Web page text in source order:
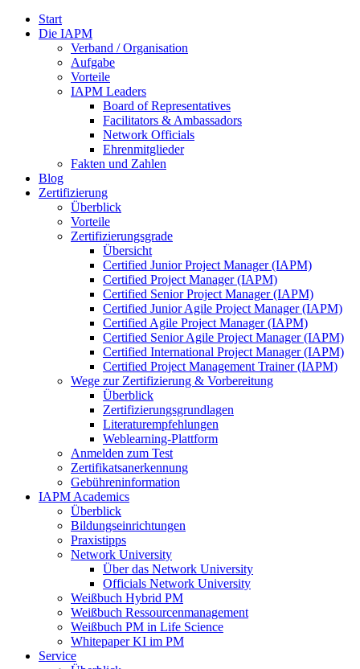
Start
Die IAPM
Verband / Organisation
Aufgabe
Vorteile
IAPM Leaders
Board of Representatives
Facilitators & Ambassadors
Network Officials
Ehrenmitglieder
Fakten und Zahlen
Blog
Zertifizierung
Überblick
Vorteile
Zertifizierungsgrade
Übersicht
Certified Junior Project Manager (IAPM)
Certified Project Manager (IAPM)
Certified Senior Project Manager (IAPM)
Certified Junior Agile Project Manager (IAPM)
Certified Agile Project Manager (IAPM)
Certified Senior Agile Project Manager (IAPM)
Certified International Project Manager (IAPM)
Certified Project Management Trainer (IAPM)
Wege zur Zertifizierung & Vorbereitung
Überblick
Zertifizierungsgrundlagen
Literaturempfehlungen
Weblearning-Plattform
Anmelden zum Test
Zertifikatsanerkennung
Gebühreninformation
IAPM Academics
Überblick
Bildungseinrichtungen
Praxistipps
Network University
Über das Network University
Officials Network University
Weißbuch Hybrid PM
Weißbuch Ressourcenmanagement
Weißbuch PM in Life Science
Whitepaper KI im PM
Service